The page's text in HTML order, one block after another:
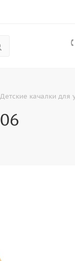
Детские качалки для